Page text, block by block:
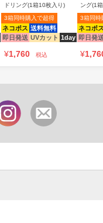
ドリング(1箱10枚入り)
ネコポス 送料無料
即日発送 UVカット 1day
3箱同時購入で超得
¥1,760 税込
ング(1
ネコポ
即日発
3箱同時
¥